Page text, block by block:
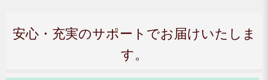
安心・充実のサポートでお届けいたしま
す。